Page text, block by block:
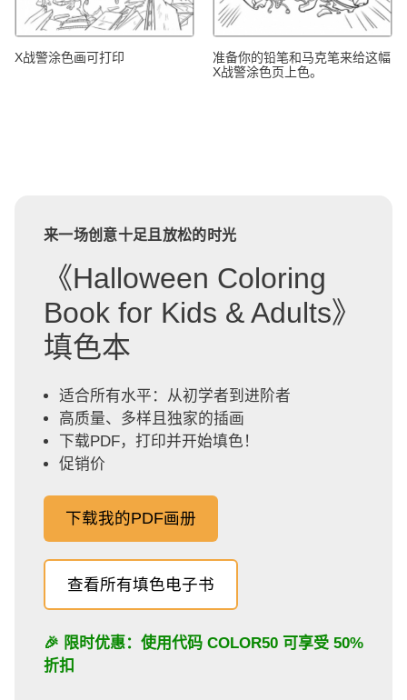
X战警涂色画可打印
准备你的铅笔和马克笔来给这幅
X战警涂色页上色。
来一场创意十足且放松的时光
《Halloween Coloring
Book for Kids & Adults》
填色本
适合所有水平：从初学者到进阶者
高质量、多样且独家的插画
下载PDF，打印并开始填色！
促销价
下载我的PDF画册
查看所有填色电子书
🎉 限时优惠：使用代码 COLOR50 可享受 50%
折扣